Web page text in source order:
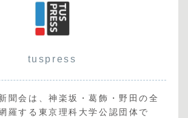
tuspress
聞会は、神楽坂・葛飾・野田の全
羅する東京理科大学公認団体で